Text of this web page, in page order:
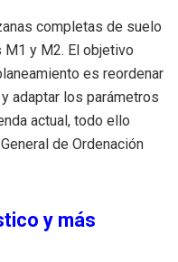
completas de suelo
M1 y M2. El objetivo
es reordenar
adaptar los parámetros
actual, todo ello
de Ordenación
y más